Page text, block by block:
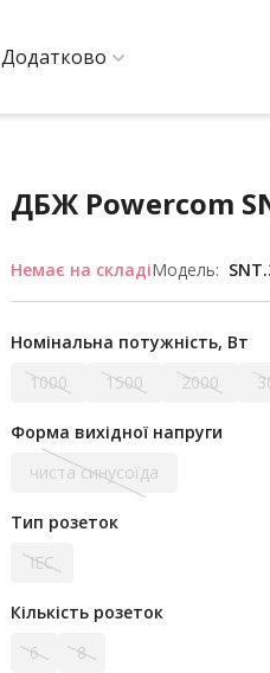
Додатково
ДБЖ Powercom
Немає на складіМодель:
Номінальна потужність, Вт
1000
1500 2000
Форма вихідної напруги
чиста синусоїда
Тип розеток
IEC
Кількість розеток
6
8